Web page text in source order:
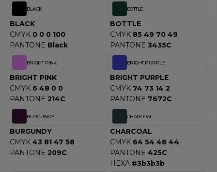
SHIRT
PROFESSIONNELLE
- BLOUSON
HOODS
T'S
SERIE
BLACK
BLACK
CMYK 0 0 0 100
PANTONE Black
BOTTLE
BOTTLE
CMYK 85 49 70 49
PANTONE 3435C
BRIGHT PINK
BRIGHT PINK
CMYK 6 48 0 0
PANTONE 214C
BRIGHT PURPLE
BRIGHT PURPLE
CMYK 74 73 14 2
PANTONE 7672C
BURGUNDY
BURGUNDY
CMYK 43 81 47 58
PANTONE 209C
CHARCOAL
CHARCOAL
CMYK 64 54 48 44
PANTONE 425C
HEXA #3b3b3b